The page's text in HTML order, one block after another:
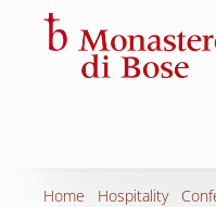
Home Hospitality